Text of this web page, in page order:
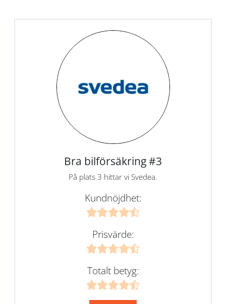
Bra bilförsäkring #3
På plats 3 hittar vi Svedea.
Kundnöjdhet:
Prisvärde:
Totalt betyg: